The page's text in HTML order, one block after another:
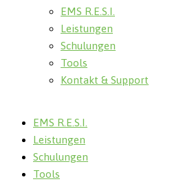
EMS R.E.S.I.
Leistungen
Schulungen
Tools
Kontakt & Support
EMS R.E.S.I.
Leistungen
Schulungen
Tools